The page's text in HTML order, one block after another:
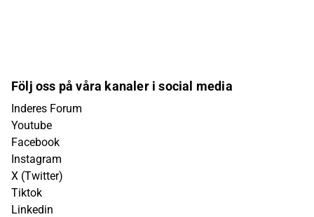
Följ oss på våra kanaler i social media
Inderes Forum
Youtube
Facebook
Instagram
X (Twitter)
Tiktok
Linkedin